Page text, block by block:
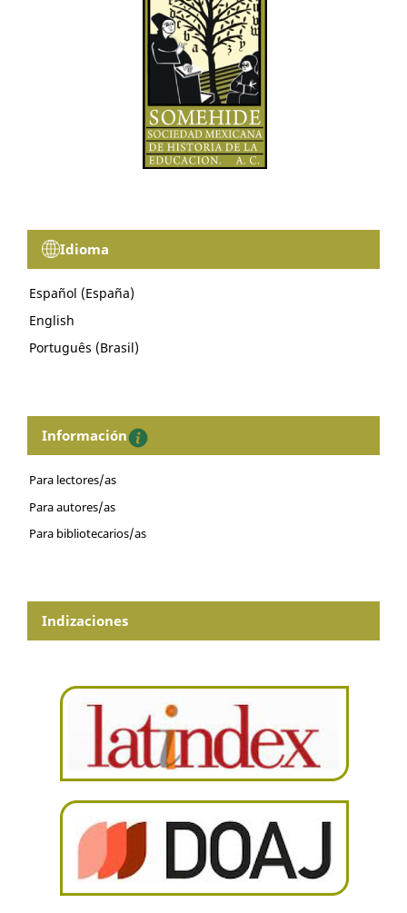
Idioma
Español (España)
English
Português (Brasil)
Información
Para lectores/as
Para autores/as
Para bibliotecarios/as
Indizaciones